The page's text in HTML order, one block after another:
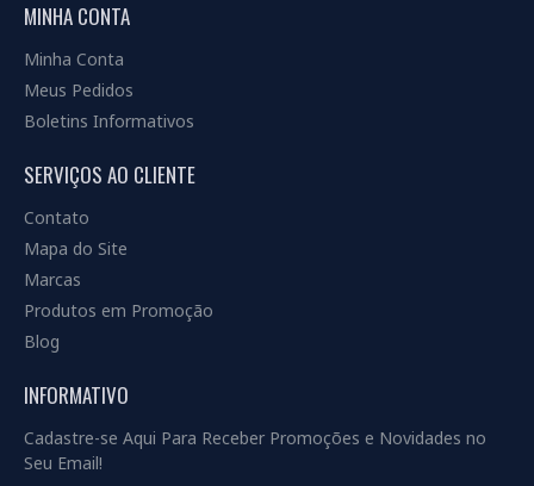
MINHA CONTA
Minha Conta
Meus Pedidos
Boletins Informativos
SERVIÇOS AO CLIENTE
Contato
Mapa do Site
Marcas
Produtos em Promoção
Blog
INFORMATIVO
Cadastre-se Aqui Para Receber Promoções e Novidades no
Seu Email!